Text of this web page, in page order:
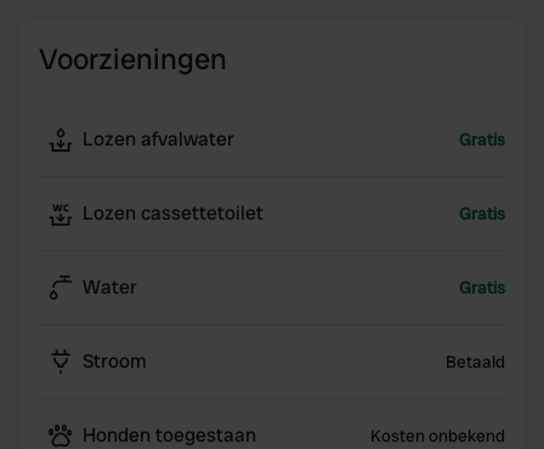
Voorzieningen
Lozen afvalwater Gratis
Lozen cassettetoilet Gratis
Water Gratis
Stroom Betaald
Honden toegestaan Kosten onbekend